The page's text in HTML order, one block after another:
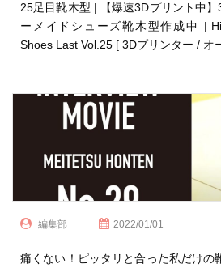
25足目靴木型 | 【爆速3Dプリント中
ーメイドシューズ靴木型作成中 |
Shoes Last Vol.25 [ 3Dプリンター / オ
編集部 2022/01/01
痛くない！ピッタリと合った私だけの